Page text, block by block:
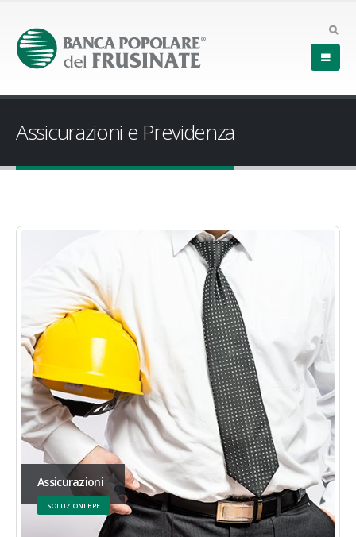
Assicurazioni e Previdenza
Assicurazioni
SOLUZIONI BPF